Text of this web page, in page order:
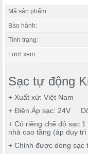
Mã sản phẩm
Bảo hành:
Tình trạng:
Lượt xem:
Sạc tự động
+ Xuất xứ: Việt Nam
+ Điện Áp sạc: 24V
+ Có riêng chế độ sạc
nhà cao tầng (áp duy
+ Chỉnh được dòng sạc